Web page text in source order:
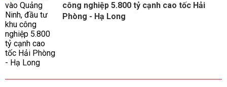
công nghiệp 5.800 tỷ cạnh cao tốc Hải
Phòng - Hạ Long